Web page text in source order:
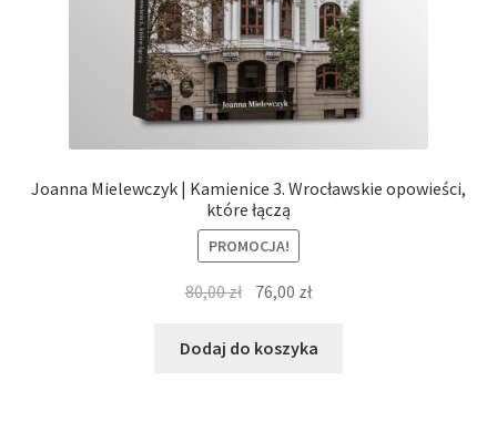
Joanna Mielewczyk | Kamienice 3. Wrocławskie opowieści,
które łączą
PROMOCJA!
80,00zł Pierwotna
wynosiła:
76,00 złAktualna
wynosi:
Dodaj do koszyka